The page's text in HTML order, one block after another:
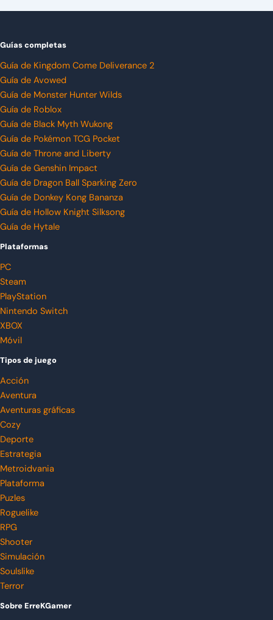
Guías completas
Guía de Kingdom Come Deliverance 2
Guía de Avowed
Guía de Monster Hunter Wilds
Guía de Roblox
Guía de Black Myth Wukong
Guía de Pokémon TCG Pocket
Guía de Throne and Liberty
Guía de Genshin Impact
Guía de Dragon Ball Sparking Zero
Guía de Donkey Kong Bananza
Guía de Hollow Knight Silksong
Guía de Hytale
Plataformas
PC
Steam
PlayStation
Nintendo Switch
XBOX
Móvil
Tipos de juego
Acción
Aventura
Aventuras gráficas
Cozy
Deporte
Estrategia
Metroidvania
Plataforma
Puzles
Roguelike
RPG
Shooter
Simulación
Soulslike
Terror
Sobre ErreKGamer